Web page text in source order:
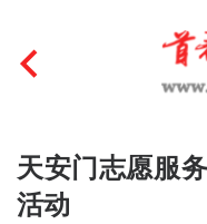
首页
文明创建
天安门志愿服
活动